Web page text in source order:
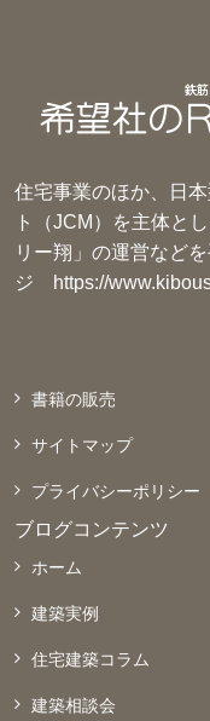
住宅事業のほか、日
ト（JCM）を主体と
リー翔」の運営など
ジ
https://
書籍の販売
サイトマップ
プライバシーポリシー
ブログコンテンツ
ホーム
建築実例
住宅建築コラム
建築相談会